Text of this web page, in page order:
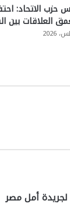
حزب الاتحاد:
العلاقات بين
لجريدة أمل مصر